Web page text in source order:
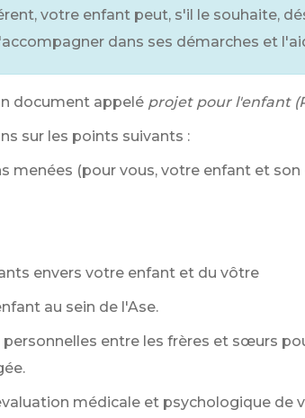
votre enfant peut, s'il le souhaite,
dans ses démarches et
document appelé projet pour l'enfant
sur les points suivants :
menées (pour vous, votre enfant et son
envers votre enfant et du vôtre
au sein de l'Ase.
entre les frères et sœurs
médicale et psychologique de